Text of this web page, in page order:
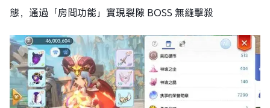
態，通過「房間功能」實現裂隙 BOSS 無縫擊殺